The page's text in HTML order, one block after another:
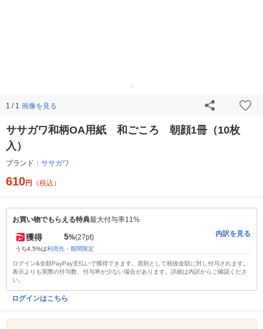
1 / 1 画像を見る
ササガワ和柄OA用紙 和ごころ 朝顔1冊（10枚
入）
ブランド： ササガワ
610円 （税込）
お買い物でもらえる特典最大付与率11%
獲得 5%(27pt)
うち4.5%は利用先・期間限定
内訳を見る
ログイン&全額PayPay支払いで獲得できます。原則として税抜金額に対し付与されます。
表示よりも実際の付与数、付与率が少ない場合があります。詳細は内訳からご確認くださ
い。
ログインはこちら